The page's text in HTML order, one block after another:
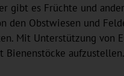
gibt es Früchte und
den Obstwiesen und
Mit Unterstützung von